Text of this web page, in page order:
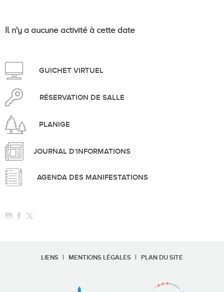
Il n'y a aucune activité à cette date
GUICHET VIRTUEL
RÉSERVATION DE SALLE
PLANIGE
JOURNAL D'INFORMATIONS
AGENDA DES MANIFESTATIONS
LIENS MENTIONS LÉGALES PLAN DU SITE